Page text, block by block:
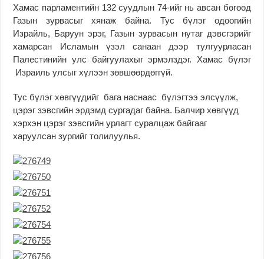
Хамас парламентийн 132 суудлын 74-ийг нь авсан бөгөөд
Газын зурвасыг хянаж байна. Тус бүлэг одоогийн
Израйль, Баруун эрэг, Газын зурвасын нутаг дэвсгэрийг
хамарсан Исламын үзэл санаан дээр тулгуурласан
Палестинийн улс байгуулахыг эрмэлздэг. Хамас бүлэг
Израиль улсыг хүлээн зөвшөөрдөггүй.
Тус бүлэг хөвгүүдийг бага наснаас бүлэгтээ элсүүлж,
цэрэг зэвсгийн эрдэмд сургадаг байна. Балчир хөвгүүд
хэрхэн цэрэг зэвсгийн урлагт суралцаж байгааг
харуулсан зургийг толилуулья.